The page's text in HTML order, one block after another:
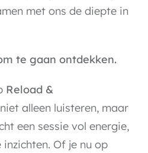
met ons de diepte in
te gaan ontdekken.
Reload &
alleen luisteren, maar
een sessie vol energie,
Of je nu op